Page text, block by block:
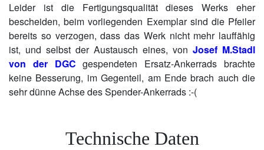
Leider ist die Fertigungsqualität dieses Werks eher
bescheiden, beim vorliegenden Exemplar sind die Pfeiler
bereits so verzogen, dass das Werk nicht mehr lauffähig
ist, und selbst der Austausch eines, von Josef M.Stadl
von der DGC gespendeten Ersatz-Ankerrads brachte
keine Besserung, im Gegenteil, am Ende brach auch die
sehr dünne Achse des Spender-Ankerrads :-(
Technische Daten